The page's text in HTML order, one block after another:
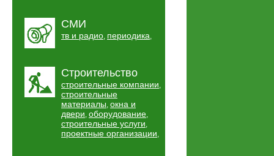
СМИ
тв и радио, периодика,
Строительство
строительные компании,
строительные
материалы, окна и
двери, оборудование,
строительные услуги,
проектные организации,